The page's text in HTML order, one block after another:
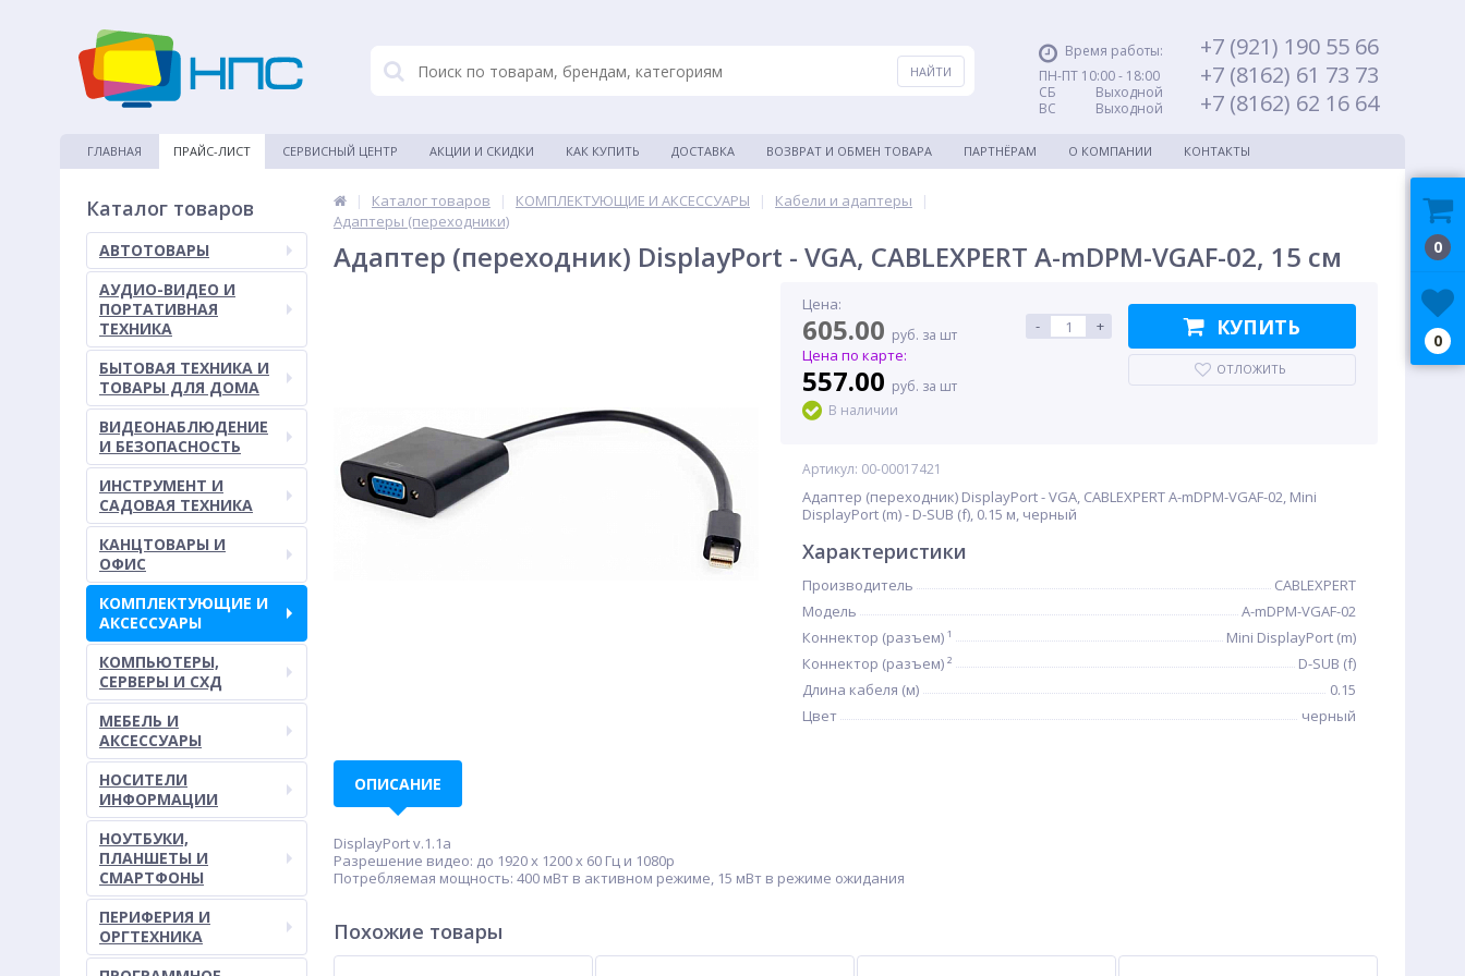
Время работы:
ПН-ПТ 10:00 - 18:00
СБ Выходной
ВС Выходной
+7 (921) 190 55 66
+7 (8162) 61 73 73
+7 (8162) 62 16 64
ГЛАВНАЯ ПРАЙС-ЛИСТ СЕРВИСНЫЙ ЦЕНТР АКЦИИ И СКИДКИ КАК КУПИТЬ ДОСТАВКА ВОЗВРАТ И ОБМЕН ТОВАРА ПАРТНЁРАМ О КОМПАНИИ КОНТАКТЫ
Каталог товаров
АВТОТОВАРЫ
АУДИО-ВИДЕО И
ПОРТАТИВНАЯ
ТЕХНИКА
БЫТОВАЯ ТЕХНИКА И
ТОВАРЫ ДЛЯ ДОМА
ВИДЕОНАБЛЮДЕНИЕ
И БЕЗОПАСНОСТЬ
ИНСТРУМЕНТ И
САДОВАЯ ТЕХНИКА
КАНЦТОВАРЫ И
ОФИС
КОМПЛЕКТУЮЩИЕ И
АКСЕССУАРЫ
КОМПЬЮТЕРЫ,
СЕРВЕРЫ И СХД
МЕБЕЛЬ И
АКСЕССУАРЫ
НОСИТЕЛИ
ИНФОРМАЦИИ
НОУТБУКИ,
ПЛАНШЕТЫ И
СМАРТФОНЫ
ПЕРИФЕРИЯ И
ОРГТЕХНИКА
| Каталог товаров | КОМПЛЕКТУЮЩИЕ И АКСЕССУАРЫ | Кабели и адаптеры
|
Адаптеры (переходники)
Адаптер (переходник) DisplayPort - VGA, CABLEXPERT A-mDPM-VGAF-02, 15 см
Цена:
605.00 руб. за шт
Цена по карте:
557.00 руб. за шт
В наличии
- + КУПИТЬ
ОТЛОЖИТЬ
Артикул: 00-00017421
Адаптер (переходник) DisplayPort - VGA, CABLEXPERT A-mDPM-VGAF-02, Mini
DisplayPort (m) - D-SUB (f), 0.15 м, черный
Характеристики
Производитель
CABLEXPERT
Модель
A-mDPM-VGAF-02
Коннектор (разъем) ¹
Mini DisplayPort (m)
Коннектор (разъем) ²
D-SUB (f)
Длина кабеля (м)
0.15
Цвет
черный
ОПИСАНИЕ
DisplayPort v.1.1a
Разрешение видео: до 1920 x 1200 x 60 Гц и 1080p
Потребляемая мощность: 400 мВт в активном режиме, 15 мВт в режиме ожидания
Похожие товары
0
0